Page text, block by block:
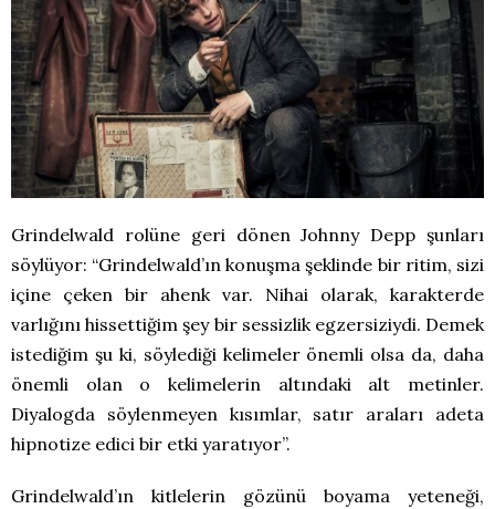
Grindelwald rolüne geri dönen Johnny Depp şunları
söylüyor: “Grindelwald’ın konuşma şeklinde bir ritim, sizi
içine çeken bir ahenk var. Nihai olarak, karakterde
varlığını hissettiğim şey bir sessizlik egzersiziydi. Demek
istediğim şu ki, söylediği kelimeler önemli olsa da, daha
önemli olan o kelimelerin altındaki alt metinler.
Diyalogda söylenmeyen kısımlar, satır araları adeta
hipnotize edici bir etki yaratıyor”.
Grindelwald’ın kitlelerin gözünü boyama yeteneği,